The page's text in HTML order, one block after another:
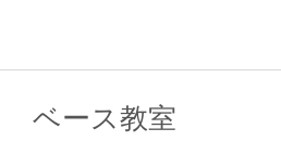
ベース教室